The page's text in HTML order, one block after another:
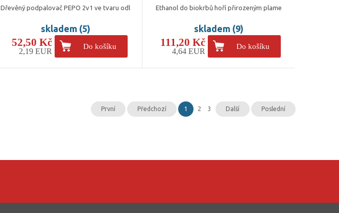
Dřevěný podpalovač PEPO 2v1 ve tvaru odl
skladem (5)
52,50 Kč
2,19 EUR
Do košíku
Ethanol do biokrbů hoří přirozeným plame
skladem (9)
111,20 Kč
4,64 EUR
Do košíku
První Předchozí 1 2 3 Další Poslední